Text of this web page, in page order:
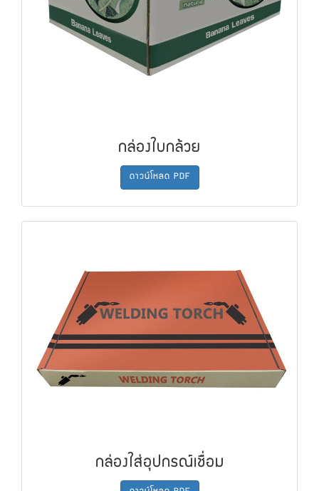
กล่องใบกล้วย
ดาวน์โหลด PDF
กล่องใส่อุปกรณ์เชื่อม